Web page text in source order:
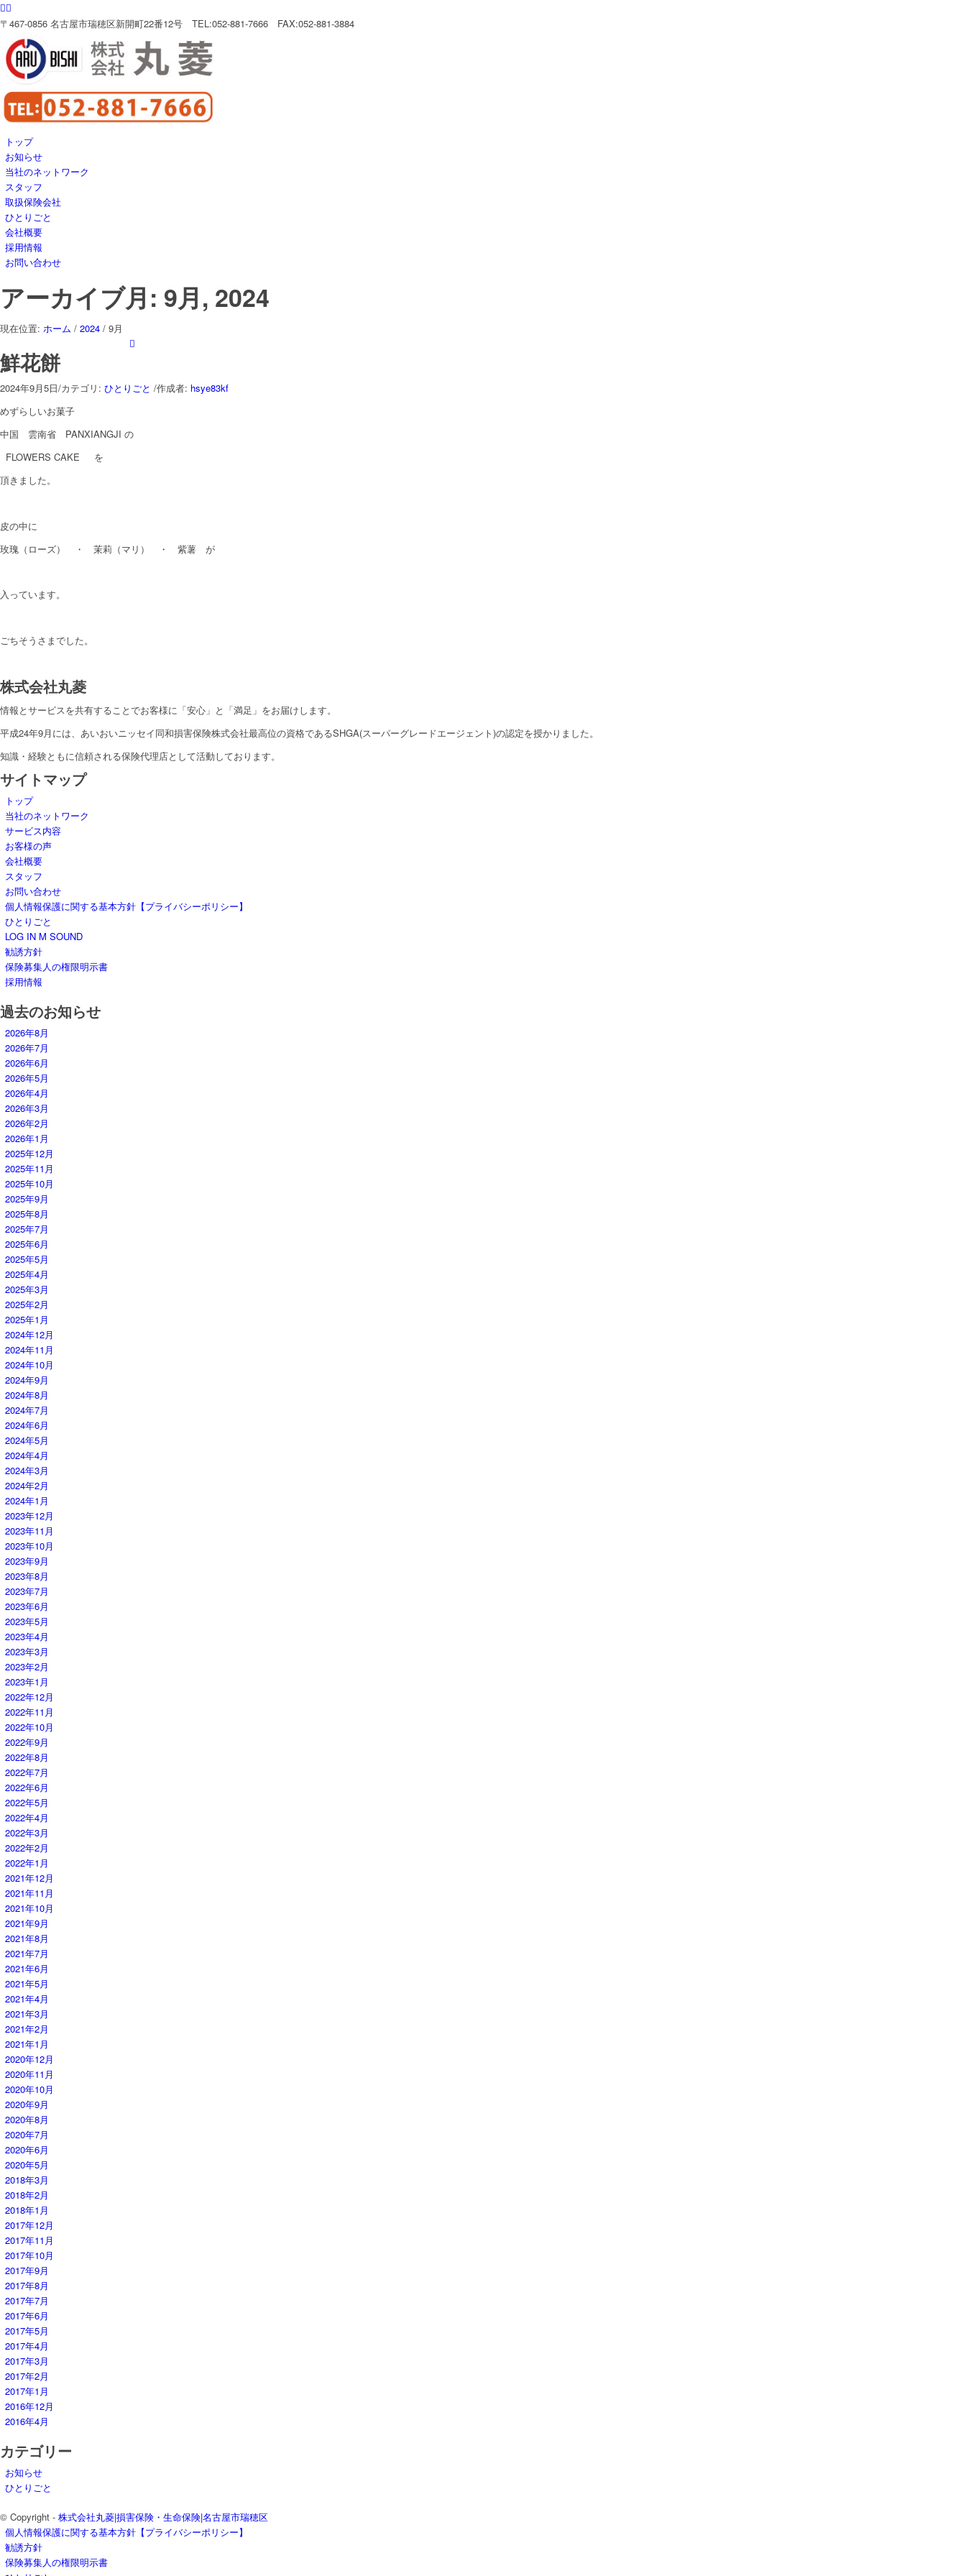
〒467-0856 名古屋市瑞穂区新開町22番12号 TEL:052-881-7666 FAX:052-881-3884
トップ
お知らせ
当社のネットワーク
スタッフ
取扱保険会社
ひとりごと
会社概要
採用情報
お問い合わせ
アーカイブ月: 9月, 2024
現在位置: ホーム / 2024 / 9月
鮮花餅
2024年9月5日/カテゴリ: ひとりごと /作成者: hsye83kf
めずらしいお菓子
中国 雲南省 PANXIANGJI の
FLOWERS CAKE を
頂きました。
皮の中に
玫瑰（ローズ） ・ 茉莉（マリ） ・ 紫薯 が
入っています。
ごちそうさまでした。
株式会社丸菱
情報とサービスを共有することでお客様に「安心」と「満足」をお届けします。
平成24年9月には、あいおいニッセイ同和損害保険株式会社最高位の資格であるSHGA(スーパーグレードエージェント)の認定を授かりました。
知識・経験ともに信頼される保険代理店として活動しております。
サイトマップ
トップ
当社のネットワーク
サービス内容
お客様の声
会社概要
スタッフ
お問い合わせ
個人情報保護に関する基本方針【プライバシーポリシー】
ひとりごと
LOG IN M SOUND
勧誘方針
保険募集人の権限明示書
採用情報
過去のお知らせ
2026年8月
2026年7月
2026年6月
2026年5月
2026年4月
2026年3月
2026年2月
2026年1月
2025年12月
2025年11月
2025年10月
2025年9月
2025年8月
2025年7月
2025年6月
2025年5月
2025年4月
2025年3月
2025年2月
2025年1月
2024年12月
2024年11月
2024年10月
2024年9月
2024年8月
2024年7月
2024年6月
2024年5月
2024年4月
2024年3月
2024年2月
2024年1月
2023年12月
2023年11月
2023年10月
2023年9月
2023年8月
2023年7月
2023年6月
2023年5月
2023年4月
2023年3月
2023年2月
2023年1月
2022年12月
2022年11月
2022年10月
2022年9月
2022年8月
2022年7月
2022年6月
2022年5月
2022年4月
2022年3月
2022年2月
2022年1月
2021年12月
2021年11月
2021年10月
2021年9月
2021年8月
2021年7月
2021年6月
2021年5月
2021年4月
2021年3月
2021年2月
2021年1月
2020年12月
2020年11月
2020年10月
2020年9月
2020年8月
2020年7月
2020年6月
2020年5月
2018年3月
2018年2月
2018年1月
2017年12月
2017年11月
2017年10月
2017年9月
2017年8月
2017年7月
2017年6月
2017年5月
2017年4月
2017年3月
2017年2月
2017年1月
2016年12月
2016年4月
カテゴリー
お知らせ
ひとりごと
© Copyright - 株式会社丸菱|損害保険・生命保険|名古屋市瑞穂区
個人情報保護に関する基本方針【プライバシーポリシー】
勧誘方針
保険募集人の権限明示書